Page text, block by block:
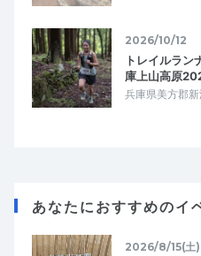
2026/10/12
トレイルラン
庫上山高原
兵庫県美方郡
あなたにおすすめのイ
2026/8/15(土)